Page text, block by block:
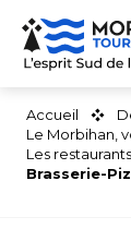
Aller
contenu
Accueil
Le Morbihan,
Les
Brasserie-